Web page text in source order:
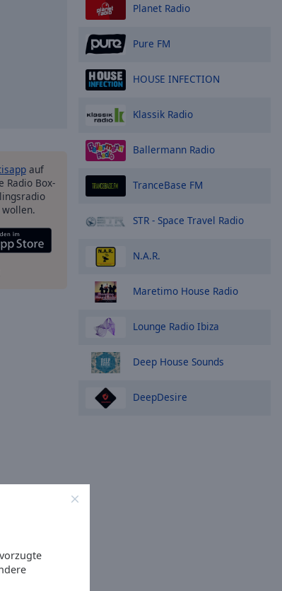
auf
Radio Box-
Planet Radio
Pure FM
HOUSE INFECTION
Klassik Radio
Ballermann Radio
TranceBase FM
STR - Space Travel Radio
N.A.R.
Maretimo House Radio
Lounge Radio Ibiza
Deep House Sounds
DeepDesire